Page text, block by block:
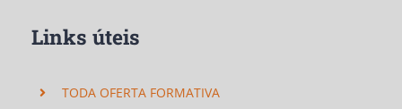
Links úteis
TODA OFERTA FORMATIVA